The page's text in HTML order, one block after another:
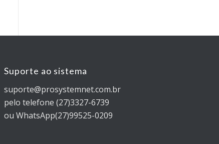
Suporte ao sistema
suporte@prosystemnet.com.br
pelo telefone (27)3327-6739
ou WhatsApp(27)99525-0209